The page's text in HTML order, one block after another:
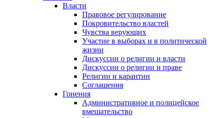
Власти
Правовое регулирование
Покровительство властей
Чувства верующих
Участие в выборах и в политической
жизни
Дискуссии о религии и власти
Дискуссии о религии и праве
Религии и карантин
Соглашения
Гонения
Административное и полицейское
вмешательство